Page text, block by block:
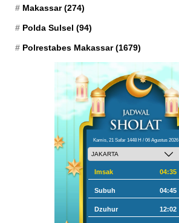
Makassar(274)
Polda Sulsel (94)
Polrestabes Makassar(1679)
Kamis, 21 Safar 1448 H / 06 Agustus 2026
Imsak 04:35
Subuh 04:45
Dzuhur 12:02